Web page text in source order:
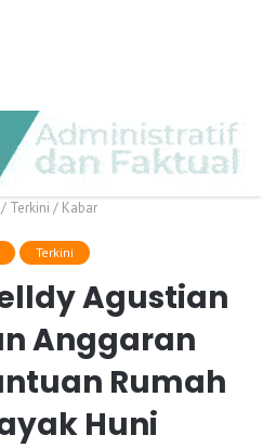
/ Terkini / Kabar
Terkini
Agustian
Anggaran
Rumah
Huni